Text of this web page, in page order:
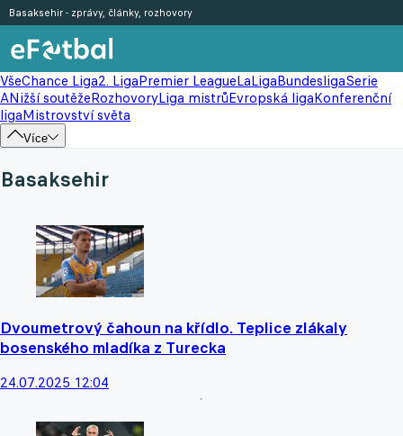
VšeChance Liga2. LigaPremier LeagueLaLigaBundesligaSerie
ANižší soutěžeRozhovoryLiga mistrůEvropská ligaKonferenční
ligaMistrovství světa
Více
Basaksehir - zprávy, články, rozhovory
Basaksehir
Dvoumetrový čahoun na křídlo. Teplice zlákaly
bosenského mladíka z Turecka
24.07.2025 12:04